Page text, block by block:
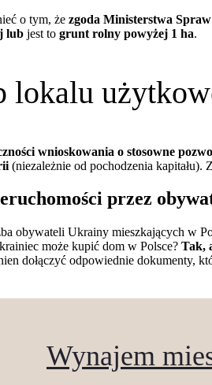
o tym, żezgoda Ministerstwa
lub jest togrunt rolny powyżej 1 ha.
lokalu
wnioskowania o stosowne
(niezależnie od pochodzenia kapitału).
przez
obywateli Ukrainy mieszkających w
może kupić dom w Polsce?Tak,
dołączyć odpowiednie dokumenty,
Wynajem